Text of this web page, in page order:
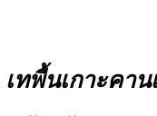
ทพื้นเกาะคา